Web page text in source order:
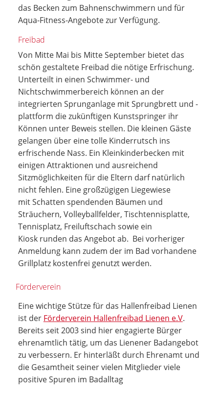
das Becken zum Bahnenschwimmern und für
Aqua-Fitness-Angebote zur Verfügung.
Freibad
Von Mitte Mai bis Mitte September bietet das
schön gestaltete Freibad die nötige Erfrischung.
Unterteilt in einen Schwimmer- und
Nichtschwimmerbereich können an der
integrierten Sprunganlage mit Sprungbrett und -
plattform die zukünftigen Kunstspringer ihr
Können unter Beweis stellen. Die kleinen Gäste
gelangen über eine tolle Kinderrutsch ins
erfrischende Nass. Ein Kleinkinderbecken mit
einigen Attraktionen und ausreichend
Sitzmöglichkeiten für die Eltern darf natürlich
nicht fehlen. Eine großzügigen Liegewiese
mit Schatten spendenden Bäumen und
Sträuchern, Volleyballfelder, Tischtennisplatte,
Tennisplatz, Freiluftschach sowie ein
Kiosk runden das Angebot ab. Bei vorheriger
Anmeldung kann zudem der im Bad vorhandene
Grillplatz kostenfrei genutzt werden.
Förderverein
Eine wichtige Stütze für das Hallenfreibad Lienen
ist der Förderverein Hallenfreibad Lienen e.V.
Bereits seit 2003 sind hier engagierte Bürger
ehrenamtlich tätig, um das Lienener Badangebot
zu verbessern. Er hinterläßt durch Ehrenamt und
die Gesamtheit seiner vielen Mitglieder viele
positive Spuren im Badalltag